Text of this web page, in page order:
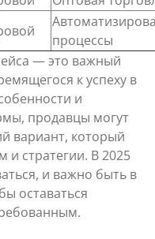
процессы
— это важный
к успеху в
и
продавцы могут
вариант, который
и стратегии. В 2025
и важно быть в
оставаться